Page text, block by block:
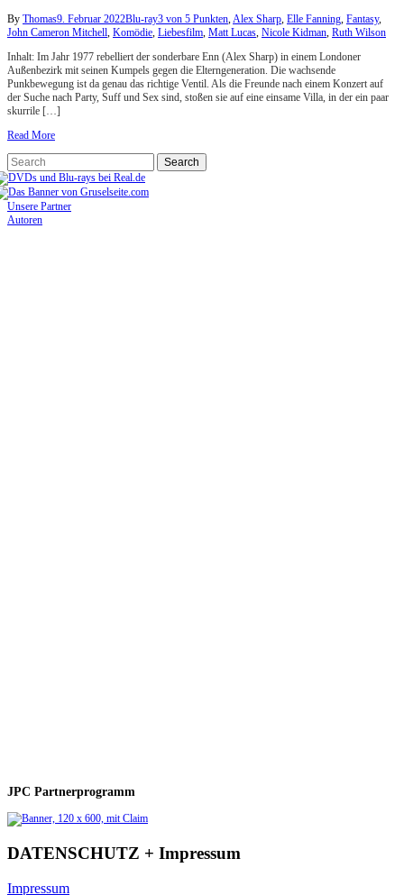
By Thomas9. Februar 2022Blu-ray3 von 5 Punkten,Alex Sharp, Elle Fanning, Fantasy,
John Cameron Mitchell, Komödie, Liebesfilm, Matt Lucas, Nicole Kidman, Ruth Wilson
Inhalt: Im Jahr 1977 rebelliert der sonderbare Enn (Alex Sharp) in einem Londoner
Außenbezirk mit seinen Kumpels gegen die Elterngeneration. Die wachsende
Punkbewegung ist da genau das richtige Ventil. Als die Freunde nach einem Konzert auf
der Suche nach Party, Suff und Sex sind, stoßen sie auf eine einsame Villa, in der ein paar
skurrile […]
Read More
Unsere Partner
Autoren
JPC Partnerprogramm
DATENSCHUTZ + Impressum
Impressum